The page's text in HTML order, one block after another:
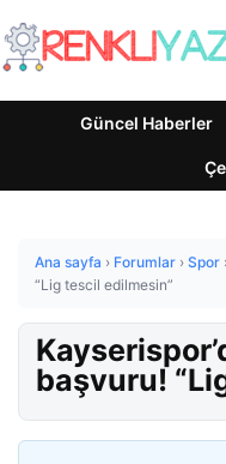
Güncel Haberler
Ana sayfa › Forumlar › Spor
“Lig tescil edilmesin”
başvuru!